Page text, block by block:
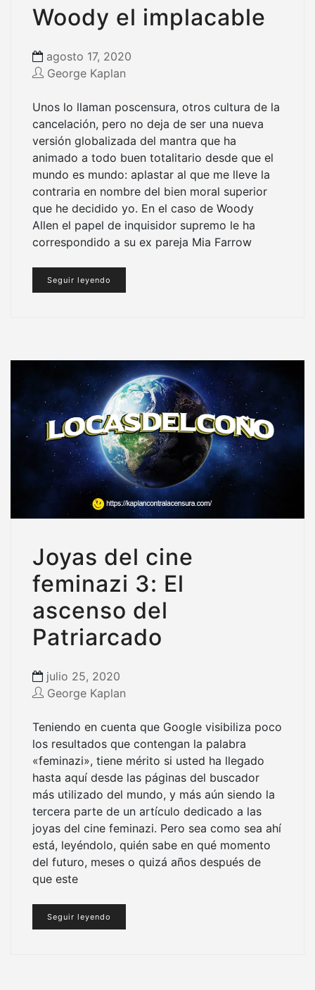
Woody el implacable
agosto 17, 2020
George Kaplan
Unos lo llaman poscensura, otros cultura de la
cancelación, pero no deja de ser una nueva
versión globalizada del mantra que ha
animado a todo buen totalitario desde que el
mundo es mundo: aplastar al que me lleve la
contraria en nombre del bien moral superior
que he decidido yo. En el caso de Woody
Allen el papel de inquisidor supremo le ha
correspondido a su ex pareja Mia Farrow
Seguir leyendo
Joyas del cine
feminazi 3: El
ascenso del
Patriarcado
julio 25, 2020
George Kaplan
Teniendo en cuenta que Google visibiliza poco
los resultados que contengan la palabra
«feminazi», tiene mérito si usted ha llegado
hasta aquí desde las páginas del buscador
más utilizado del mundo, y más aún siendo la
tercera parte de un artículo dedicado a las
joyas del cine feminazi. Pero sea como sea ahí
está, leyéndolo, quién sabe en qué momento
del futuro, meses o quizá años después de
que este
Seguir leyendo